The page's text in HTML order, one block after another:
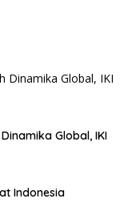
Global, IKI
Indonesia